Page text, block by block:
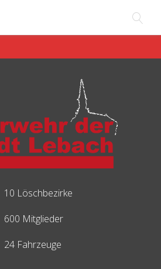
10 Löschbezirke
600 Mitglieder
24 Fahrzeuge